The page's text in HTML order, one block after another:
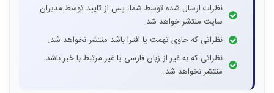
نظرات ارسال شده توسط شما، پس از تایید توسط مدیران
سایت منتشر خواهد شد.
نظراتی که حاوی تهمت یا افترا باشد منتشر نخواهد شد.
نظراتی که به غیر از زبان فارسی یا غیر مرتبط با خبر باشد
منتشر نخواهد شد.